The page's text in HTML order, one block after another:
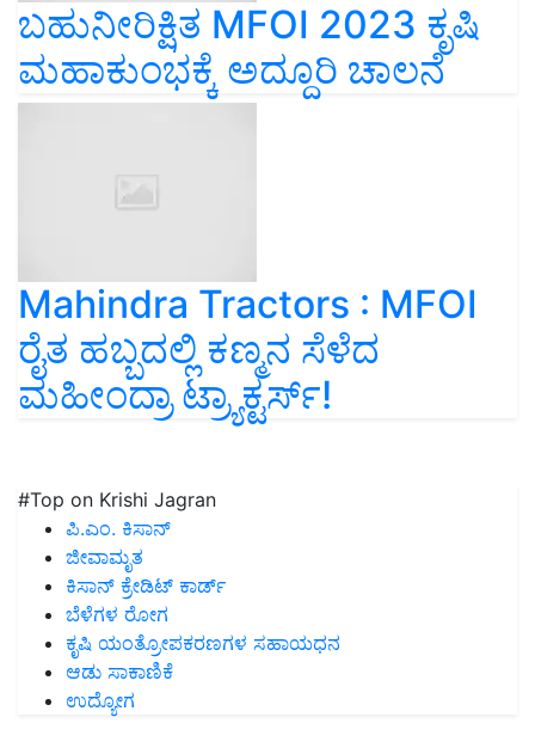
ಬಹುನೀರಿಕ್ಷಿತ MFOI 2023 ಕೃಷಿ
ಮಹಾಕುಂಭಕ್ಕೆ ಅದ್ದೂರಿ ಚಾಲನೆ
Mahindra Tractors : MFOI
ರೈತ ಹಬ್ಬದಲ್ಲಿ ಕಣ್ಮನ ಸೆಳೆದ
ಮಹೀಂದ್ರಾ ಟ್ರ್ಯಾಕ್ಟರ್ಸ್‌!
#Top on Krishi Jagran
ಪಿ.ಎಂ. ಕಿಸಾನ್
ಜೀವಾಮೃತ
ಕಿಸಾನ್ ಕ್ರೇಡಿಟ್ ಕಾರ್ಡ್
ಬೆಳೆಗಳ ರೋಗ
ಕೃಷಿ ಯಂತ್ರೋಪಕರಣಗಳ ಸಹಾಯಧನ
ಆಡು ಸಾಕಾಣಿಕೆ
ಉದ್ಯೋಗ